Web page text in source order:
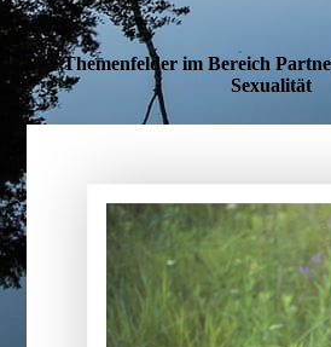
Themenfelder im Bereich
Sexualität